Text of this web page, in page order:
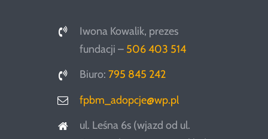
Iwona Kowalik, prezes
fundacji – 506 403 514
Biuro:795 845 242
fpbm_adopcje@wp.pl
ul. Leśna 6s (wjazd od ul.